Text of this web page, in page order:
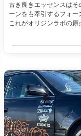
古き良きエッセンスは
ーンをも牽引するフォー
これがオリジンラボの原